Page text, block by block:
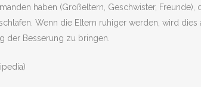
haben (Großeltern, Geschwister,
Wenn die Eltern ruhiger werden, wird
der Besserung zu bringen.